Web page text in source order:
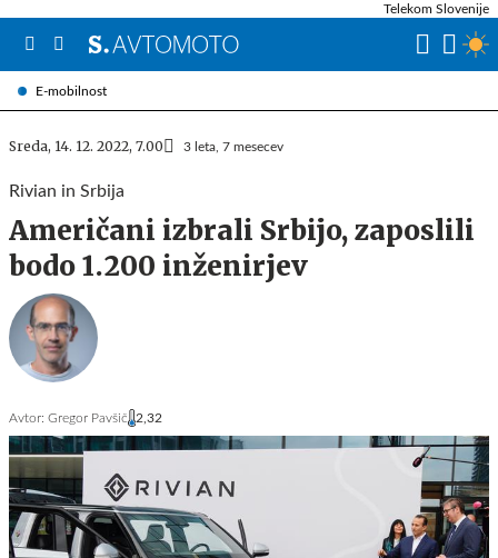
E-mobilnost
Telekom Slovenije
Sreda, 14. 12. 2022, 7.00 3 leta, 7 mesecev
Rivian in Srbija
Američani izbrali Srbijo, zaposlili
bodo 1.200 inženirjev
Avtor: Gregor Pavšič 2,32